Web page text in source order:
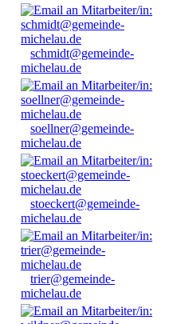
schmidt@gemeinde-
michelau.de
soellner@gemeinde-
michelau.de
stoeckert@gemeinde-
michelau.de
trier@gemeinde-
michelau.de